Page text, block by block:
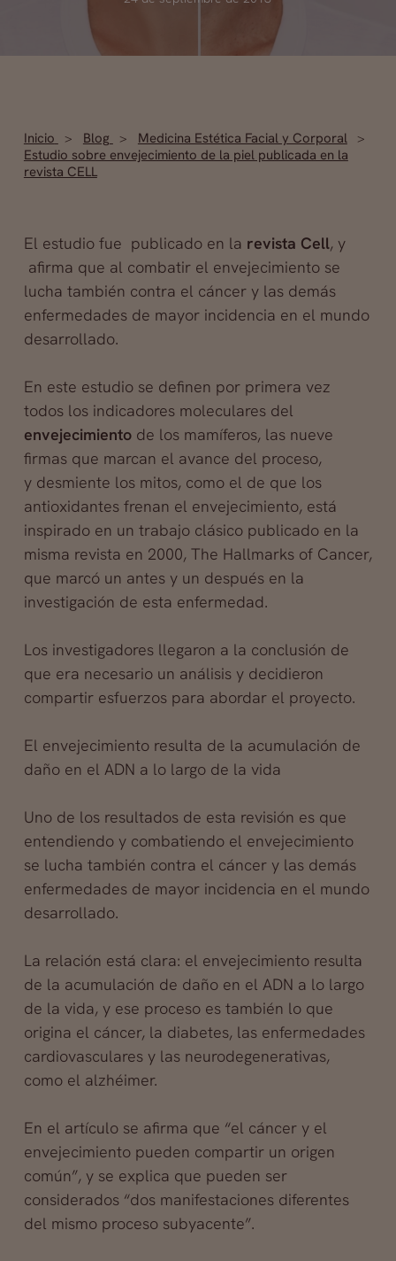
Inicio Blog
Medicina Estética Facial y Corporal
Estudio sobre envejecimiento de la piel publicada en la
revista CELL
El estudio fue publicado en la revista Cell, y
afirma que al combatir el envejecimiento se
lucha también contra el cáncer y las demás
enfermedades de mayor incidencia en el mundo
desarrollado.
En este estudio se definen por primera vez
todos los indicadores moleculares del
envejecimientode los mamíferos, las nueve
firmas que marcan el avance del proceso,
y desmiente los mitos, como el de que los
antioxidantes frenan el envejecimiento, está
inspirado en un trabajo clásico publicado en la
misma revista en 2000, The Hallmarks of Cancer,
que marcó un antes y un después en la
investigación de esta enfermedad.
Los investigadores llegaron a la conclusión de
que era necesario un análisis y decidieron
compartir esfuerzos para abordar el proyecto.
El envejecimiento resulta de la acumulación de
daño en el ADN a lo largo de la vida
Uno de los resultados de esta revisión es que
entendiendo y combatiendo el envejecimiento
se lucha también contra el cáncer y las demás
enfermedades de mayor incidencia en el mundo
desarrollado.
La relación está clara: el envejecimiento resulta
de la acumulación de daño en el ADN a lo largo
de la vida, y ese proceso es también lo que
origina el cáncer, la diabetes, las enfermedades
cardiovasculares y las neurodegenerativas,
como el alzhéimer.
En el artículo se afirma que “el cáncer y el
envejecimiento pueden compartir un origen
común”, y se explica que pueden ser
considerados “dos manifestaciones diferentes
del mismo proceso subyacente”.